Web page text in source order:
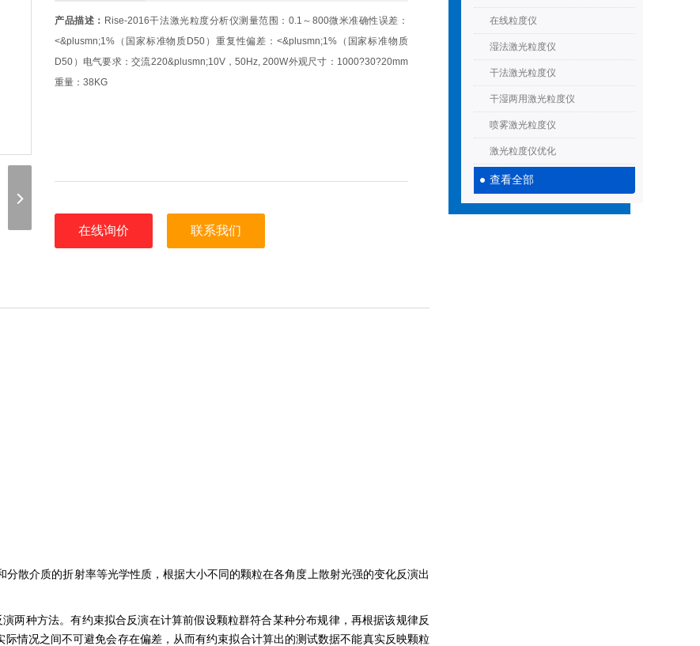
在线粒度仪
湿法激光粒度仪
干法激光粒度仪
干湿两用激光粒度仪
喷雾激光粒度仪
激光粒度仪优化
查看全部
产品描述： Rise-2016干法激光粒度分析仪测量范围：0.1～800微米准确性误差：
<&plusmn;1%（国家标准物质D50）重复性偏差：<&plusmn;1%（国家标准物质
D50）电气要求：交流220&plusmn;10V，50Hz, 200W外观尺寸：1000?30?20mm
重量：38KG
在线询价 联系我们
散介质的折射率等光学性质，根据大小不同的颗粒在各角度上散射光强的变化反演出
两种方法。有约束拟合反演在计算前假设颗粒群符合某种分布规律，再根据该规律反
情况之间不可避免会存在偏差，从而有约束拟合计算出的测试数据不能真实反映颗粒